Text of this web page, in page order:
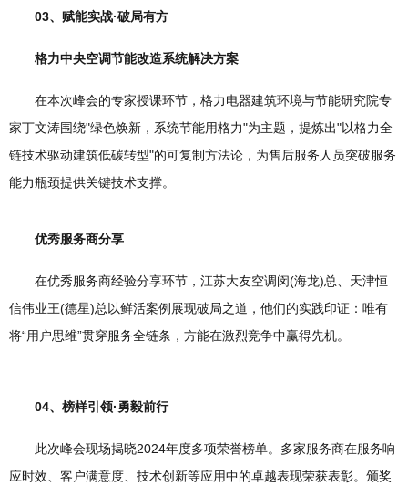
03、赋能实战·破局有方
格力中央空调节能改造系统解决方案
在本次峰会的专家授课环节，格力电器建筑环境与节能研究院专
家丁文涛围绕"绿色焕新，系统节能用格力"为主题，提炼出"以格力全
链技术驱动建筑低碳转型"的可复制方法论，为售后服务人员突破服务
能力瓶颈提供关键技术支撑。
优秀服务商分享
在优秀服务商经验分享环节，江苏大友空调闵(海龙)总、天津恒
信伟业王(德星)总以鲜活案例展现破局之道，他们的实践印证：唯有
将“用户思维”贯穿服务全链条，方能在激烈竞争中赢得先机。
04、榜样引领·勇毅前行
此次峰会现场揭晓2024年度多项荣誉榜单。多家服务商在服务响
应时效、客户满意度、技术创新等应用中的卓越表现荣获表彰。颁奖